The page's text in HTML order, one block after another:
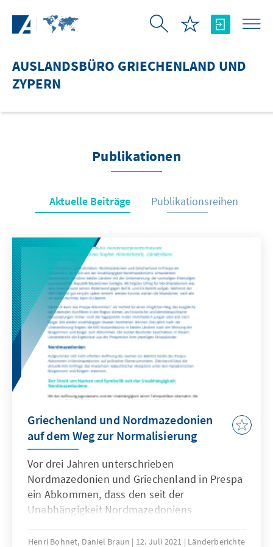
AUSLANDSBÜRO GRIECHENLAND UND
ZYPERN
Publikationen
Aktuelle Beiträge Publikationsreihen
Griechenland und Nordmazedonien
auf dem Weg zur Normalisierung
Vor drei Jahren unterschrieben
Nordmazedonien und Griechenland in Prespa
ein Abkommen, dass den seit der
Unabhängigkeit Nordmazedoniens
Ländern mit der Umbenennung der
Henri Bohnet, Daniel Braun 12. Juli 2021 Länderberichte